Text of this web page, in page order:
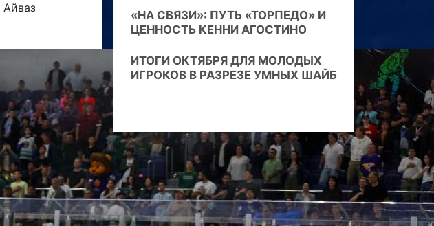
«НА СВЯЗИ»: ПУТЬ «ТОРПЕДО» И
ЦЕННОСТЬ КЕННИ АГОСТИНО
ИТОГИ ОКТЯБРЯ ДЛЯ МОЛОДЫХ
ИГРОКОВ В РАЗРЕЗЕ УМНЫХ ШАЙБ